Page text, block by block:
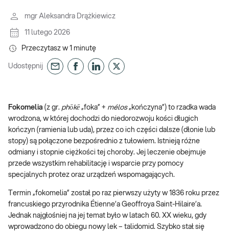
mgr Aleksandra Drążkiewicz
11 lutego 2026
Przeczytasz w 1 minutę
Udostępnij
Fokomelia (z gr. phōkē „foka” + mélos„kończyna”) to rzadka wada
wrodzona, w której dochodzi do niedorozwoju kości długich
kończyn (ramienia lub uda), przez co ich części dalsze (dłonie lub
stopy) są połączone bezpośrednio z tułowiem. Istnieją różne
odmiany i stopnie ciężkości tej choroby. Jej leczenie obejmuje
przede wszystkim rehabilitację i wsparcie przy pomocy
specjalnych protez oraz urządzeń wspomagających.
Termin „fokomelia” został po raz pierwszy użyty w 1836 roku przez
francuskiego przyrodnika Étienne’a Geoffroya Saint-Hilaire’a.
Jednak najgłośniej na jej temat było w latach 60. XX wieku, gdy
wprowadzono do obiegu nowy lek – talidomid. Szybko stał się